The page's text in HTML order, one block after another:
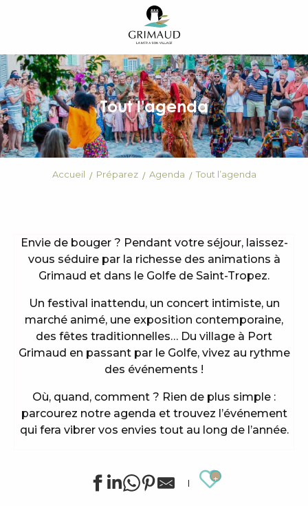
principal
Tout l'agenda
Accueil Préparez Agenda Tout l’agenda
Envie de bouger ? Pendant votre séjour, laissez-
vous séduire par la richesse des animations à
Grimaud et dans le Golfe de Saint-Tropez.
Un festival inattendu, un concert intimiste, un
marché animé, une exposition contemporaine,
des fêtes traditionnelles… Du village à Port
Grimaud en passant par le Golfe, vivez au rythme
des événements !
Où, quand, comment ? Rien de plus simple :
parcourez notre agenda et trouvez l’événement
qui fera vibrer vos envies tout au long de l’année.
Ajouter